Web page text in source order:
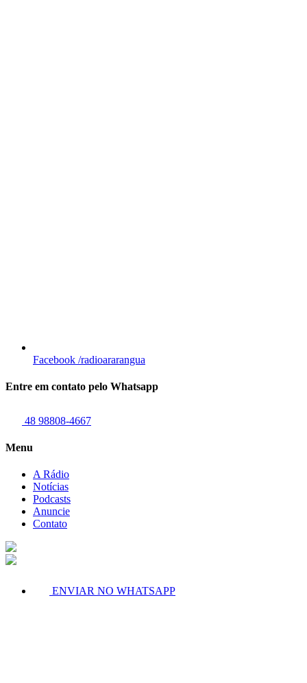
Facebook /radioararangua
Entre em contato pelo Whatsapp
48 98808-4667
Menu
A Rádio
Notícias
Podcasts
Anuncie
Contato
ENVIAR NO WHATSAPP